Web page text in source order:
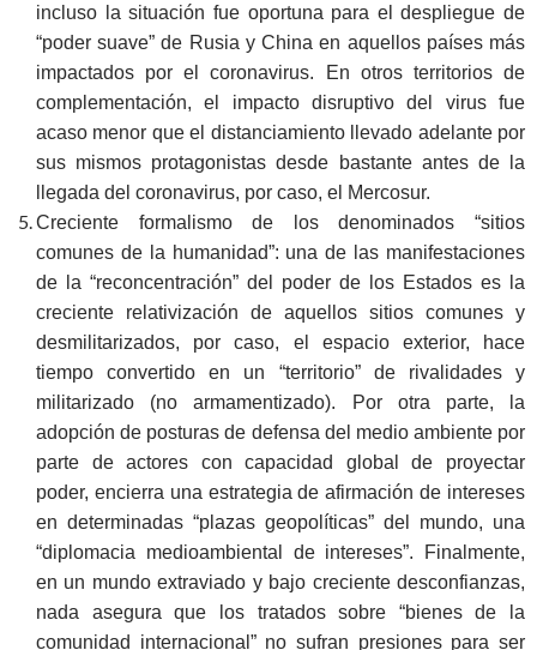
incluso la situación fue oportuna para el despliegue de
“poder suave” de Rusia y China en aquellos países más
impactados por el coronavirus. En otros territorios de
complementación, el impacto disruptivo del virus fue
acaso menor que el distanciamiento llevado adelante por
sus mismos protagonistas desde bastante antes de la
llegada del coronavirus, por caso, el Mercosur.
Creciente formalismo de los denominados “sitios
comunes de la humanidad”: una de las manifestaciones
de la “reconcentración” del poder de los Estados es la
creciente relativización de aquellos sitios comunes y
desmilitarizados, por caso, el espacio exterior, hace
tiempo convertido en un “territorio” de rivalidades y
militarizado (no armamentizado). Por otra parte, la
adopción de posturas de defensa del medio ambiente por
parte de actores con capacidad global de proyectar
poder, encierra una estrategia de afirmación de intereses
en determinadas “plazas geopolíticas” del mundo, una
“diplomacia medioambiental de intereses”. Finalmente,
en un mundo extraviado y bajo creciente desconfianzas,
nada asegura que los tratados sobre “bienes de la
comunidad internacional” no sufran presiones para ser